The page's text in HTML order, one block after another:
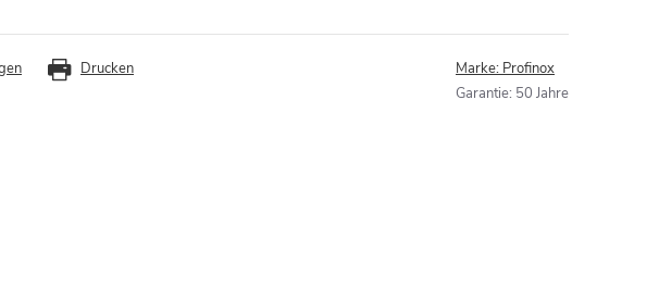
Drucken Marke: Profinox
Garantie: 50 Jahre